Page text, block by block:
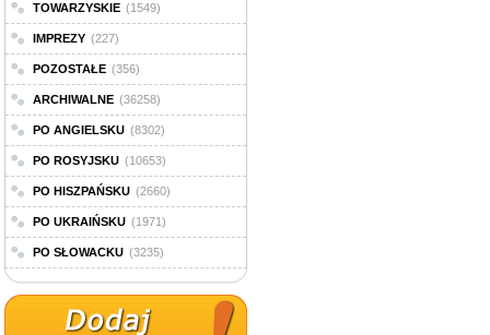
TOWARZYSKIE (1549)
IMPREZY (227)
POZOSTAŁE (356)
ARCHIWALNE (36258)
PO ANGIELSKU (8302)
PO ROSYJSKU (10653)
PO HISZPAŃSKU (2660)
PO UKRAIŃSKU (1971)
PO SŁOWACKU (3235)